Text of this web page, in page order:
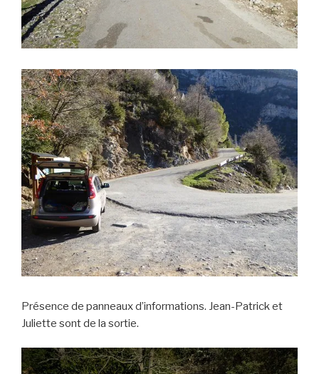
Présence de panneaux d’informations. Jean-Patrick et
Juliette sont de la sortie.